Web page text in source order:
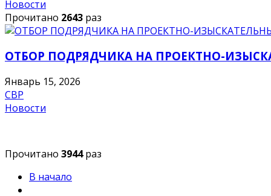
Новости
Прочитано 2643 раз
ОТБОР ПОДРЯДЧИКА НА ПРОЕКТНО-
Январь 15, 2026
СВР
Новости
Прочитано 3944раз
В начало